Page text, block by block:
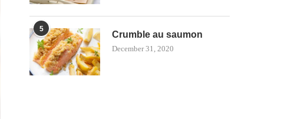
5
Crumble au saumon
December 31, 2020